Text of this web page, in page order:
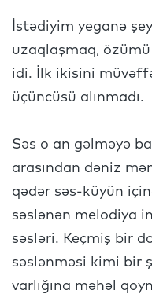
İstədiyim yeganə
uzaqlaşmaq,
idi. İlk ikisini
üçüncüsü alınmadı.
Səs o an gəlməyə
arasından dəniz
qədər səs-küyün
səslənən melodiya
səsləri. Keçmiş bir
səslənməsi kimi bir
varlığına məhəl